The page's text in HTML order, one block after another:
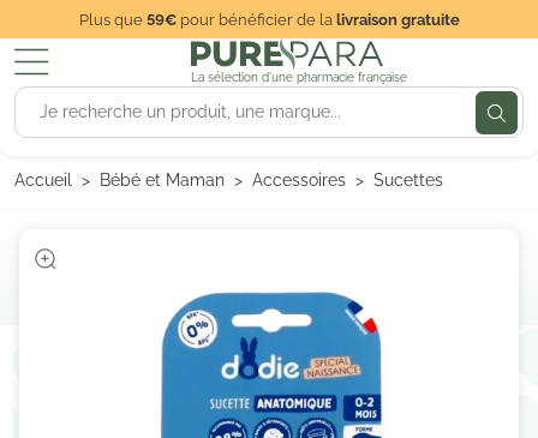
Plus que59€pour bénéficier de lalivraison gratuite
La sélection d'une pharmacie française
Accueil Bébé et Maman Accessoires Sucettes